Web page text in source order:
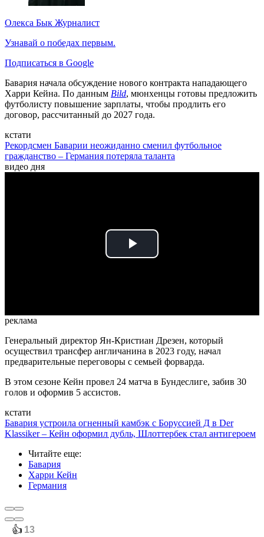
Олекса Бык Журналист
Узнавай о победах первым.
Подписаться в Google
Бавария начала обсуждение нового контракта нападающего
Харри Кейна. По данным Bild, мюнхенцы готовы предложить
футболисту повышение зарплаты, чтобы продлить его
договор, рассчитанный до 2027 года.
кстати
Рекордсмен Баварии неожиданно сменил футбольное
гражданство – Германия потеряла таланта
видео дня
Play
реклама
Генеральный директор Ян-Кристиан Дрезен, который
осуществил трансфер англичанина в 2023 году, начал
предварительные переговоры с семьей форварда.
В этом сезоне Кейн провел 24 матча в Бундеслиге, забив 30
голов и оформив 5 ассистов.
кстати
Бавария устроила огненный камбэк с Боруссией Д в Der
Klassiker – Кейн оформил дубль, Шлоттербек стал антигероем
Читайте еще:
Бавария
Харри Кейн
Германия
️👍 13